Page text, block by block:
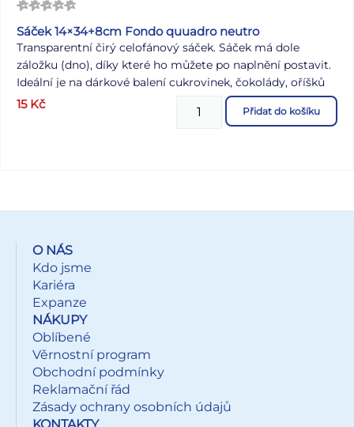
Sáček 14×34+8cm Fondo quuadro neutro
Transparentní čirý celofánový sáček. Sáček má dole
záložku (dno), díky které ho můžete po naplnění postavit.
Ideální je na dárkové balení cukrovinek, čokolády, oříšků
nebo kávy, ale také drobných předmětů. Uzavřít ho
můžete pomocí stužky, sešít sešívačkou nebo přelepit
15 Kč Přidat do košíku
O NÁS
Kdo jsme
Kariéra
Expanze
NÁKUPY
Oblíbené
Věrnostní program
Obchodní podmínky
Reklamační řád
Zásady ochrany osobních údajů
KONTAKTY